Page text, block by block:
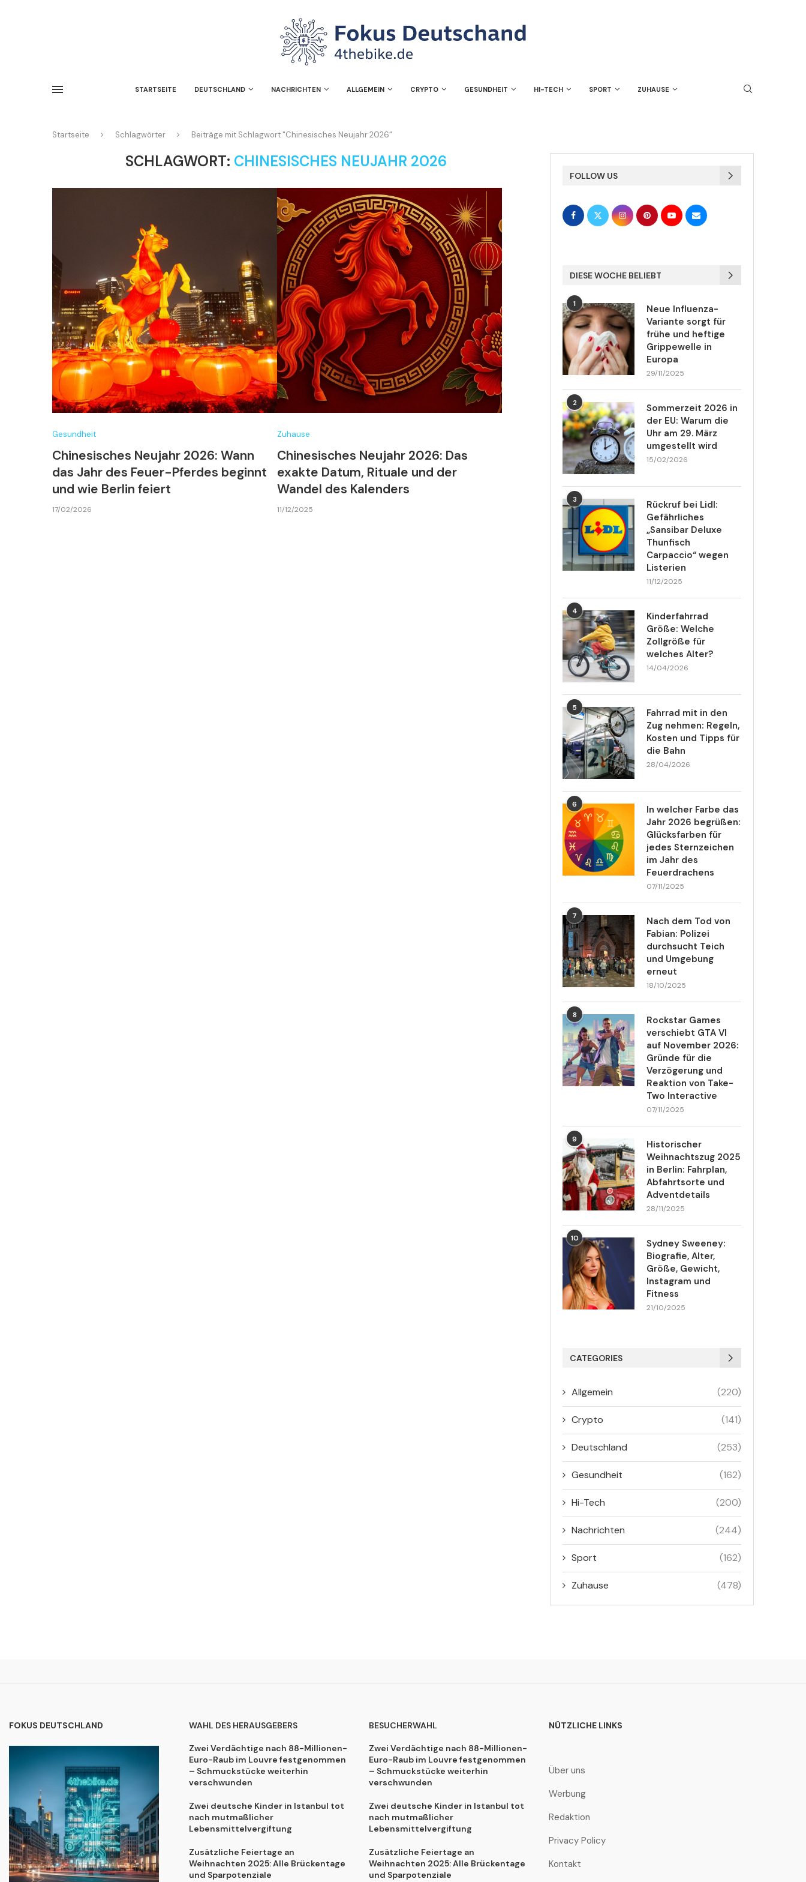
STARTSEITE DEUTSCHLAND NACHRICHTEN ALLGEMEIN CRYPTO GESUNDHEIT HI-TECH SPORT ZUHAUSE
Startseite Schlagwörter Beiträge mit Schlagwort "Chinesisches Neujahr 2026"
SCHLAGWORT: CHINESISCHES NEUJAHR 2026
Gesundheit
Chinesisches Neujahr 2026: Wann
das Jahr des Feuer-Pferdes beginnt
und wie Berlin feiert
17/02/2026
Zuhause
Chinesisches Neujahr 2026: Das
exakte Datum, Rituale und der
Wandel des Kalenders
11/12/2025
FOLLOW US
DIESE WOCHE BELIEBT
1
Neue Influenza-
Variante sorgt für
frühe und heftige
Grippewelle in
Europa
29/11/2025
2
Sommerzeit 2026 in
der EU: Warum die
Uhr am 29. März
umgestellt wird
15/02/2026
3
Rückruf bei Lidl:
Gefährliches
„Sansibar Deluxe
Thunfisch
Carpaccio“ wegen
Listerien
11/12/2025
4
Kinderfahrrad
Größe: Welche
Zollgröße für
welches Alter?
14/04/2026
5
Fahrrad mit in den
Zug nehmen: Regeln,
Kosten und Tipps für
die Bahn
28/04/2026
6
In welcher Farbe das
Jahr 2026 begrüßen:
Glücksfarben für
jedes Sternzeichen
im Jahr des
Feuerdrachens
07/11/2025
7
Nach dem Tod von
Fabian: Polizei
durchsucht Teich
und Umgebung
erneut
18/10/2025
8
Rockstar Games
verschiebt GTA VI
auf November 2026:
Gründe für die
Verzögerung und
Reaktion von Take-
Two Interactive
07/11/2025
9
Historischer
Weihnachtszug 2025
in Berlin: Fahrplan,
Abfahrtsorte und
Adventdetails
28/11/2025
10
Sydney Sweeney:
Biografie, Alter,
Größe, Gewicht,
Instagram und
Fitness
21/10/2025
CATEGORIES
Allgemein (220)
Crypto (141)
Deutschland (253)
Gesundheit (162)
Hi-Tech (200)
Nachrichten (244)
Sport (162)
Zuhause (478)
FOKUS DEUTSCHLAND WAHL DES HERAUSGEBERS
Zwei Verdächtige nach 88-Millionen-
Euro-Raub im Louvre festgenommen
– Schmuckstücke weiterhin
verschwunden
Zwei deutsche Kinder in Istanbul tot
nach mutmaßlicher
Lebensmittelvergiftung
Zusätzliche Feiertage an
Weihnachten 2025: Alle Brückentage
und Sparpotenziale
BESUCHERWAHL
Zwei Verdächtige nach 88-Millionen-
Euro-Raub im Louvre festgenommen
– Schmuckstücke weiterhin
verschwunden
Zwei deutsche Kinder in Istanbul tot
nach mutmaßlicher
Lebensmittelvergiftung
Zusätzliche Feiertage an
Weihnachten 2025: Alle Brückentage
und Sparpotenziale
NÜTZLICHE LINKS
Über uns
Werbung
Redaktion
Privacy Policy
Kontakt